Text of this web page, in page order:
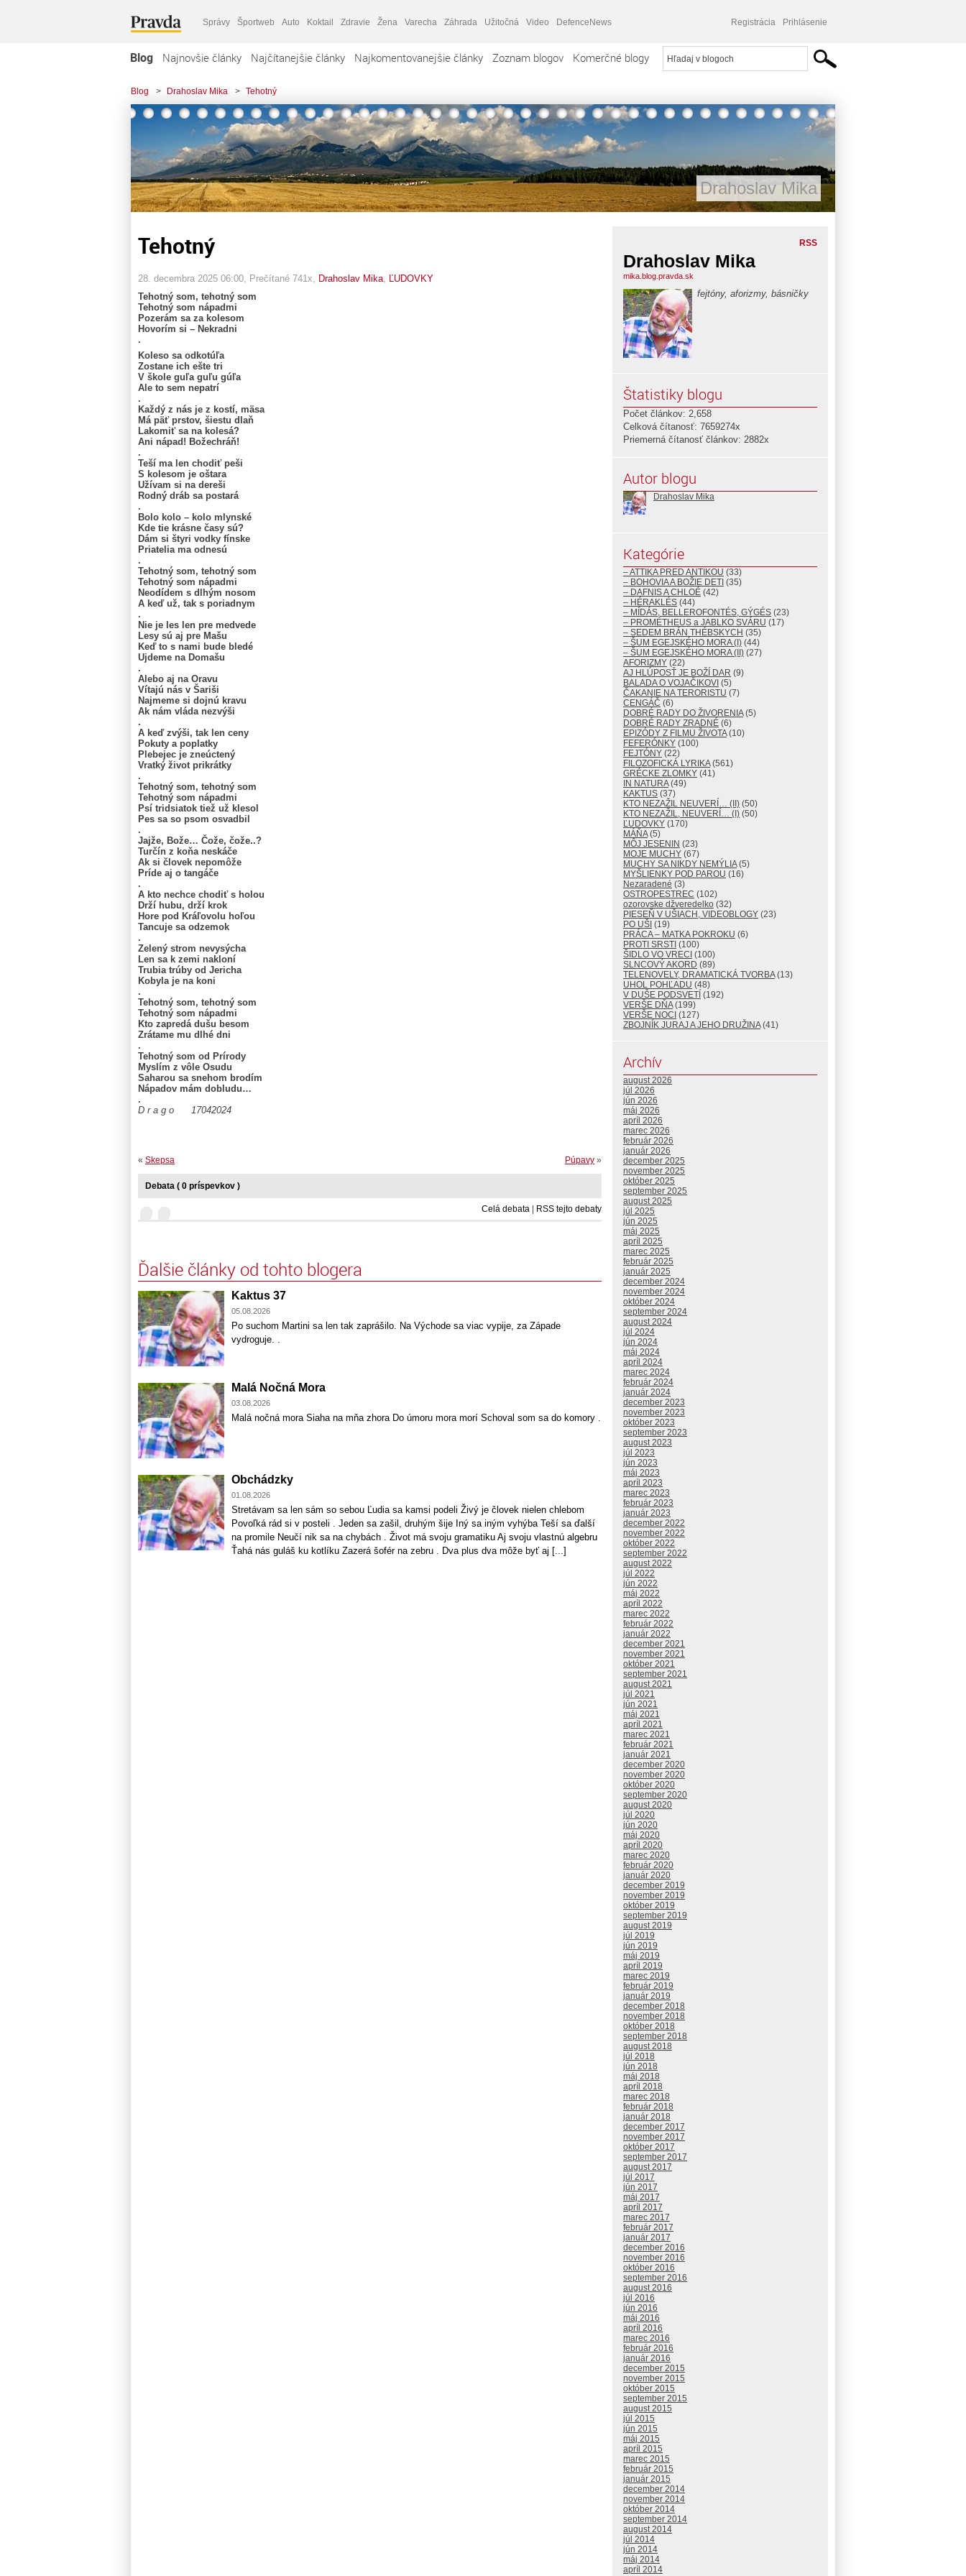
Správy Športweb Auto Koktail Zdravie Žena Varecha Záhrada Užitočná Video DefenceNews Registrácia Prihlásenie
Blog Najnovšie články Najčítanejšie články Najkomentovanejšie články Zoznam blogov Komerčné blogy
Blog > Drahoslav Mika > Tehotný
Drahoslav Mika
Tehotný
28. decembra 2025 06:00 , Prečítané 741x, Drahoslav Mika ĽUDOVKY
Tehotný som, tehotný som
Tehotný som nápadmi
Pozerám sa za kolesom
Hovorím si – Nekradni
.
Koleso sa odkotúľa
Zostane ich ešte tri
V škole guľa guľu gúľa
Ale to sem nepatrí
.
Každý z nás je z kostí, mäsa
Má päť prstov, šiestu dlaň
Lakomiť sa na kolesá?
Ani nápad! Božechráň!
.
Teší ma len chodiť peši
S kolesom je oštara
Užívam si na dereši
Rodný dráb sa postará
.
Bolo kolo – kolo mlynské
Kde tie krásne časy sú?
Dám si štyri vodky fínske
Priatelia ma odnesú
.
Tehotný som, tehotný som
Tehotný som nápadmi
Neodídem s dlhým nosom
A keď už, tak s poriadnym
.
Nie je les len pre medvede
Lesy sú aj pre Mašu
Keď to s nami bude bledé
Ujdeme na Domašu
.
Alebo aj na Oravu
Vítajú nás v Šariši
Najmeme si dojnú kravu
Ak nám vláda nezvýši
.
A keď zvýši, tak len ceny
Pokuty a poplatky
Plebejec je zneúctený
Vratký život prikrátky
.
Tehotný som, tehotný som
Tehotný som nápadmi
Psí tridsiatok tiež už klesol
Pes sa so psom osvadbil
.
Jajže, Bože… Čože, čože..?
Turčín z koňa neskáče
Ak si človek nepomôže
Príde aj o tangáče
.
A kto nechce chodiť s holou
Drží hubu, drží krok
Hore pod Kráľovolu hoľou
Tancuje sa odzemok
.
Zelený strom nevysýcha
Len sa k zemi nakloní
Trubia trúby od Jericha
Kobyla je na koni
.
Tehotný som, tehotný som
Tehotný som nápadmi
Kto zapredá dušu besom
Zrátame mu dlhé dni
.
Tehotný som od Prírody
Myslím z vôle Osudu
Saharou sa snehom brodím
Nápadov mám dobludu…
.
D r a g o 17042024
Púpavy »
« Skepsa
Debata ( 0 príspevkov )
Celá debata | RSS tejto debaty
Ďalšie články od tohto blogera
Kaktus 37
05.08.2026
Po suchom Martini sa len tak zaprášilo. Na Východe sa viac vypije, za Západe
vydroguje. .
Malá Nočná Mora
03.08.2026
Malá nočná mora Siaha na mňa zhora Do úmoru mora morí Schoval som sa do komory .
Obchádzky
01.08.2026
Stretávam sa len sám so sebou Ľudia sa kamsi podeli Živý je človek nielen chlebom
Povoľká rád si v posteli . Jeden sa zašil, druhým šije Iný sa iným vyhýba Teší sa ďalší
na promile Neučí nik sa na chybách . Život má svoju gramatiku Aj svoju vlastnú algebru
Ťahá nás guláš ku kotlíku Zazerá šofér na zebru . Dva plus dva môže byť aj [...]
RSS
Drahoslav Mika
mika.blog.pravda.sk
fejtóny, aforizmy, básničky
Štatistiky blogu
Počet článkov: 2,658
Celková čítanosť: 7659274x
Priemerná čítanosť článkov: 2882x
Autor blogu
Drahoslav Mika
Kategórie
– ATTIKA PRED ANTIKOU (33)
– BOHOVIA A BOŽIE DETI (35)
– DAFNIS A CHLOÉ (42)
– HÉRAKLÉS (44)
– MÍDÁS, BELLEROFONTÉS, GÝGÉS (23)
– PROMÉTHEUS a JABLKO SVÁRU (17)
– SEDEM BRÁN THÉBSKYCH (35)
– ŠUM EGEJSKÉHO MORA (I) (44)
– ŠUM EGEJSKÉHO MORA (II) (27)
AFORIZMY (22)
AJ HLÚPOSŤ JE BOŽÍ DAR (9)
BALADA O VOJAČIKOVI (5)
ČAKANIE NA TERORISTU (7)
CENGÁČ (6)
DOBRÉ RADY DO ŽIVORENIA(5)
DOBRÉ RADY ZRADNÉ (6)
EPIZÓDY Z FILMU ŽIVOTA(10)
FEFERÓNKY (100)
FEJTÓNY (22)
FILOZOFICKÁ LYRIKA(561)
GRÉCKE ZLOMKY (41)
IN NATURA(49)
KAKTUS (37)
KTO NEZAŽIL NEUVERÍ… (II) (50)
KTO NEZAŽIL, NEUVERÍ… (I) (50)
ĽUDOVKY (170)
MÁŇA(5)
MÔJ JESENIN (23)
MOJE MUCHY (67)
MUCHY SA NIKDY NEMÝLIA(5)
MYŠLIENKY POD PAROU (16)
Nezaradené (3)
OSTROPESTREC (102)
ozorovske džveredelko (32)
PIESEŇ V UŠIACH, VIDEOBLOGY (23)
PO UŠI (19)
PRÁCA – MATKA POKROKU (6)
PROTI SRSTI (100)
ŠIDLO VO VRECI (100)
SLNCOVÝ AKORD (89)
TELENOVELY, DRAMATICKÁ TVORBA(13)
UHOL POHĽADU (48)
V DUŠE PODSVETÍ (192)
VERŠE DŇA(199)
VERŠE NOCI (127)
ZBOJNÍK JURAJ A JEHO DRUŽINA(41)
Archív
august 2026
júl 2026
jún 2026
máj 2026
apríl 2026
marec 2026
február 2026
január 2026
december 2025
november 2025
október 2025
september 2025
august 2025
júl 2025
jún 2025
máj 2025
apríl 2025
marec 2025
február 2025
január 2025
december 2024
november 2024
október 2024
september 2024
august 2024
júl 2024
jún 2024
máj 2024
apríl 2024
marec 2024
február 2024
január 2024
december 2023
november 2023
október 2023
september 2023
august 2023
júl 2023
jún 2023
máj 2023
apríl 2023
marec 2023
február 2023
január 2023
december 2022
november 2022
október 2022
september 2022
august 2022
júl 2022
jún 2022
máj 2022
apríl 2022
marec 2022
február 2022
január 2022
december 2021
november 2021
október 2021
september 2021
august 2021
júl 2021
jún 2021
máj 2021
apríl 2021
marec 2021
február 2021
január 2021
december 2020
november 2020
október 2020
september 2020
august 2020
júl 2020
jún 2020
máj 2020
apríl 2020
marec 2020
február 2020
január 2020
december 2019
november 2019
október 2019
september 2019
august 2019
júl 2019
jún 2019
máj 2019
apríl 2019
marec 2019
február 2019
január 2019
december 2018
november 2018
október 2018
september 2018
august 2018
júl 2018
jún 2018
máj 2018
apríl 2018
marec 2018
február 2018
január 2018
december 2017
november 2017
október 2017
september 2017
august 2017
júl 2017
jún 2017
máj 2017
apríl 2017
marec 2017
február 2017
január 2017
december 2016
november 2016
október 2016
september 2016
august 2016
júl 2016
jún 2016
máj 2016
apríl 2016
marec 2016
február 2016
január 2016
december 2015
november 2015
október 2015
september 2015
august 2015
júl 2015
jún 2015
máj 2015
apríl 2015
marec 2015
február 2015
január 2015
december 2014
november 2014
október 2014
september 2014
august 2014
júl 2014
jún 2014
máj 2014
apríl 2014